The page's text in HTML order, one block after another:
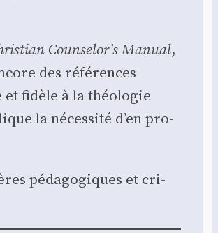
Counselor’s Manual,
des réfé­rences
fidèle à la théo­lo­gie
la néces­si­té d’en pro­
péda­go­giques et cri­